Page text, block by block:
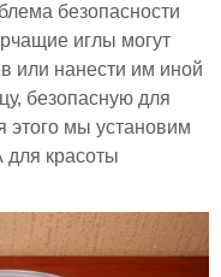
безопасности
иглы могут
или нанести им иной
безопасную для
этого мы установим
красоты